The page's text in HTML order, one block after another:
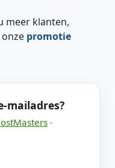
meer klanten,
promotie
mailadres?
-